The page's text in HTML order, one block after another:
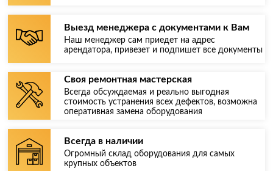
Выезд менеджера с документами к Вам
Наш менеджер сам приедет на адрес
арендатора, привезет и подпишет все документы
Своя ремонтная мастерская
Всегда обсуждаемая и реально выгодная
стоимость устранения всех дефектов, возможна
оперативная замена оборудования
Всегда в наличии
Огромный склад оборудования для самых
крупных объектов